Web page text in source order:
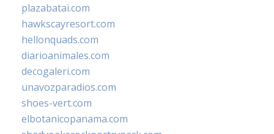
plazabatai.com
hawkscayresort.com
hellonquads.com
diarioanimales.com
decogaleri.com
unavozparadios.com
shoes-vert.com
elbotanicopanama.com